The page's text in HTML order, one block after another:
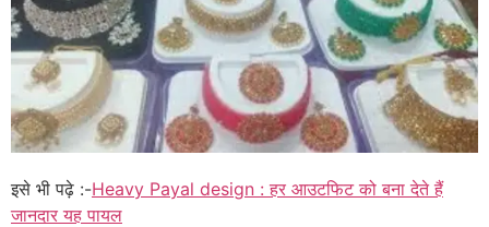
इसे भी पढ़े :-Heavy Payal design : हर आउटफिट को बना देते हैं
जानदार यह पायल